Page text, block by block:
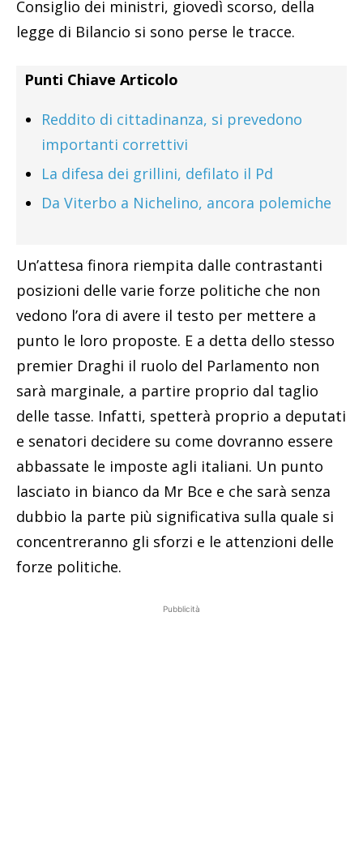
Consiglio dei ministri, giovedì scorso, della
legge di Bilancio si sono perse le tracce.
Punti Chiave Articolo
Reddito di cittadinanza, si prevedono
importanti correttivi
La difesa dei grillini, defilato il Pd
Da Viterbo a Nichelino, ancora polemiche
Un’attesa finora riempita dalle contrastanti
posizioni delle varie forze politiche che non
vedono l’ora di avere il testo per mettere a
punto le loro proposte. E a detta dello stesso
premier Draghi il ruolo del Parlamento non
sarà marginale, a partire proprio dal taglio
delle tasse. Infatti, spetterà proprio a deputati
e senatori decidere su come dovranno essere
abbassate le imposte agli italiani. Un punto
lasciato in bianco da Mr Bce e che sarà senza
dubbio la parte più significativa sulla quale si
concentreranno gli sforzi e le attenzioni delle
forze politiche.
Pubblicità